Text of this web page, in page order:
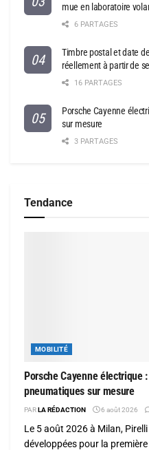
mue en laboratoire
6 PARTAGES
Timbre postal et date
réellement à partir de
16 PARTAGES
Porsche Cayenne
sur mesure
3 PARTAGES
Tendance
MOBILITÉ
Porsche Cayenne électrique
pneumatiques sur mesure
PARLA RÉDACTION 6 août 2026
Le 5 août 2026 à Milan,
développées pour la